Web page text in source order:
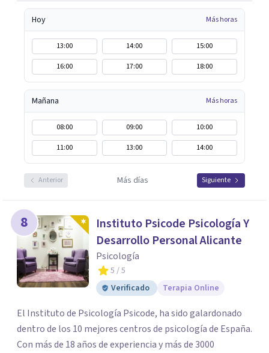
Hoy Más horas
13:00 14:00
15:00
16:00
17:00 18:00
Mañana Más horas
08:00 09:00
10:00
11:00
13:00 14:00
Anterior Más días Siguiente
8
Instituto Psicode Psicología Y
Desarrollo Personal Alicante
Psicología
5 / 5
Verificado
Terapia Online
El Instituto de Psicología Psicode, ha sido galardonado
dentro de los 10 mejores centros de psicología de España.
Con más de 18 años de experiencia y más de 3000